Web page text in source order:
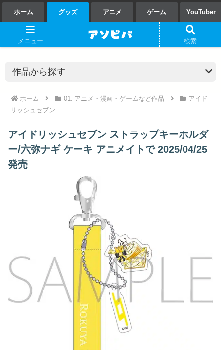
ホーム グッズ アニメ ゲーム YouTuber
ホーム 01. アニメ・漫画・ゲームなど作品
アイド
リッシュセブン
アイドリッシュセブン ストラップキーホルダ
ー/六弥ナギ ケーキ アニメイトで 2025/04/25
発売
メニュー 検索